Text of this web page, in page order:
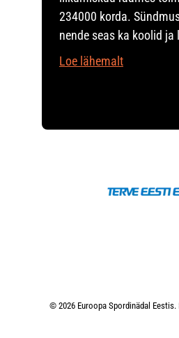
234000 korda.
nende seas ka koolid ja
Loe lähemalt
© 2026 Euroopa Spordinädal